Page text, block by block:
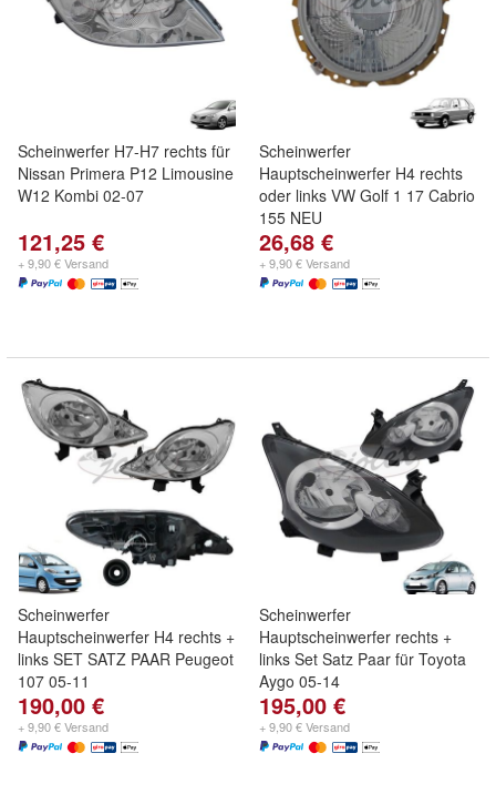
Scheinwerfer H7-H7 rechts für
Nissan Primera P12 Limousine
W12 Kombi 02-07
121,25 €
+ 9,90 € Versand
Scheinwerfer
Hauptscheinwerfer H4 rechts
oder links VW Golf 1 17 Cabrio
155 NEU
26,68 €
+ 9,90 € Versand
Scheinwerfer
Hauptscheinwerfer H4 rechts +
links SET SATZ PAAR Peugeot
107 05-11
190,00 €
+ 9,90 € Versand
Scheinwerfer
Hauptscheinwerfer rechts +
links Set Satz Paar für Toyota
Aygo 05-14
195,00 €
+ 9,90 € Versand